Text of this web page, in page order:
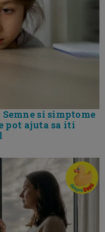
si simptome
pot ajuta sa iti